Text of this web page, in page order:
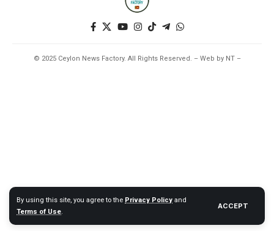
By using this site, you agree to the Privacy Policy and
Terms of Use.
ACCEPT
© 2025 Ceylon News Factory. All Rights Reserved. – Web by NT –